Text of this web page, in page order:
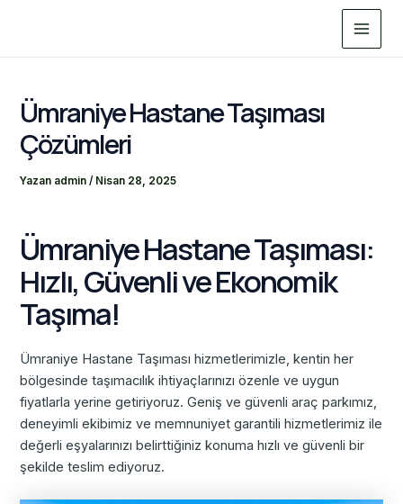
Main
Menu
Ümraniye Hastane Taşıması
Çözümleri
Yazan admin/ Nisan 28, 2025
Ümraniye Hastane Taşıması:
Hızlı, Güvenli ve Ekonomik
Taşıma!
Ümraniye Hastane Taşıması hizmetlerimizle, kentin her
bölgesinde taşımacılık ihtiyaçlarınızı özenle ve uygun
fiyatlarla yerine getiriyoruz. Geniş ve güvenli araç parkımız,
deneyimli ekibimiz ve memnuniyet garantili hizmetlerimiz ile
değerli eşyalarınızı belirttiğiniz konuma hızlı ve güvenli bir
şekilde teslim ediyoruz.